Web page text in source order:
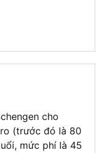
Visa Phần Lan
cho
(trước đó là 80
mức phí là 45
12/06/2026